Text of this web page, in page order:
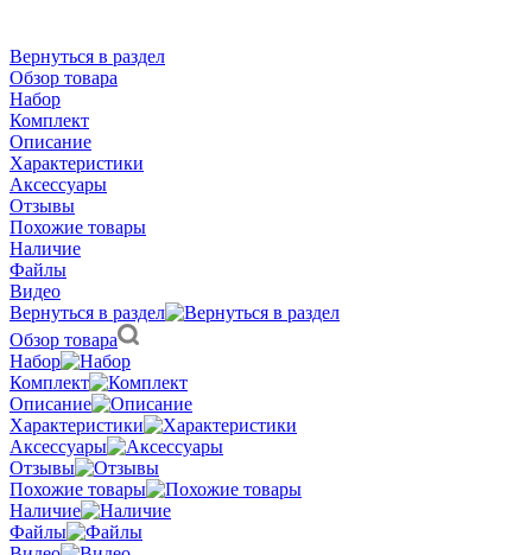
Вернуться в раздел
Обзор товара
Набор
Комплект
Описание
Характеристики
Аксессуары
Отзывы
Похожие товары
Наличие
Файлы
Видео
Вернуться в раздел
Обзор товара
Набор
Комплект
Описание
Характеристики
Аксессуары
Отзывы
Похожие товары
Наличие
Файлы